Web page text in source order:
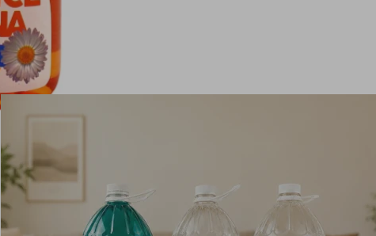
PRODUCTOS QUE TE PUEDEN INTERESAR